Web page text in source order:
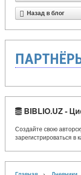
Назад в блог
BIBLIO.UZ -
Создайте свою
зарегистрироваться в